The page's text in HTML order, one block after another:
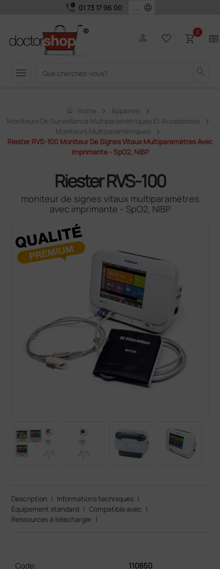
call_quality 01 73 17 96 00 language
menu search
person favorite_border shopping_cart0 two_pager
home Home
Appareils
Moniteurs De Surveillance Multiparametriques Et Accessoires
Moniteurs Multiparamétriques
Riester RVS-100 Moniteur De Signes Vitaux Multiparamètres Avec
Imprimante - SpO2, NIBP
Riester RVS-100
moniteur de signes vitaux multiparamètres
avec imprimante - SpO2, NIBP
Description | Informations techniques |
Équipement standard | Compatible avec |
Ressources à télécharger |
Code:
110850